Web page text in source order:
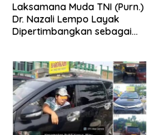
Laksamana Muda TNI (Purn.)
Dr. Nazali Lempo Layak
Dipertimbangkan sebagai
Berkompromi terhadap
Penegakan Hukum